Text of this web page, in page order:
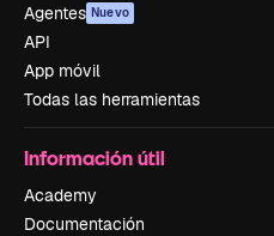
Agentes Nuevo
API
App móvil
Todas las herramientas
Información útil
Academy
Documentación